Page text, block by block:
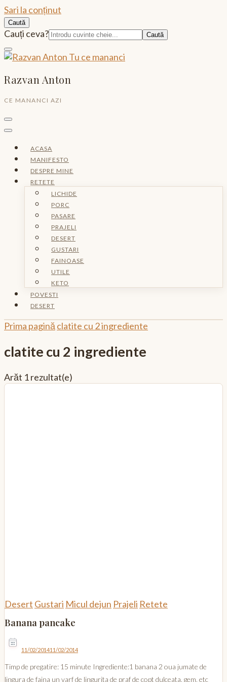
Sari la conținut
Caută
Caută:
Cauți ceva?
Razvan Anton
CE MANANCI AZI
ACASA
MANIFESTO
DESPRE MINE
RETETE
LICHIDE
PORC
PASARE
PRAJELI
DESERT
GUSTARI
FAINOASE
UTILE
KETO
POVESTI
DESERT
Prima pagină clatite cu 2 ingrediente
clatite cu 2 ingrediente
Arăt 1 rezultat(e)
Desert Gustari Micul dejun Prajeli Retete
Banana pancake
11/02/201411/02/2014
Timp de pregatire: 15 minute Ingrediente:1 banana 2 oua jumate de
lingura de faina un varf de lingurita de praf de copt dulceata, gem, etc